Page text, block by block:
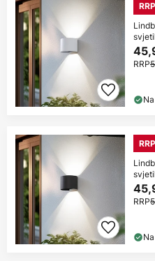
Tuya
RRP
Tuya
RRP